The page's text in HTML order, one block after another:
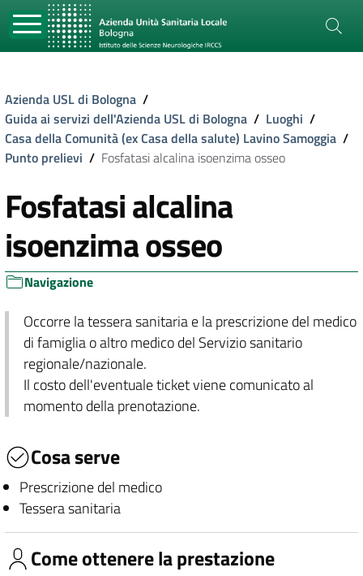
Azienda USL di Bologna /
Guida ai servizi dell'Azienda USL di Bologna / Luoghi /
Casa della Comunità (ex Casa della salute) Lavino Samoggia /
Punto prelievi / Fosfatasi alcalina isoenzima osseo
Fosfatasi alcalina
isoenzima osseo
Navigazione
Occorre la tessera sanitaria e la prescrizione del medico
di famiglia o altro medico del Servizio sanitario
regionale/nazionale.
Il costo dell'eventuale ticket viene comunicato al
momento della prenotazione.
Cosa serve
Prescrizione del medico
Tessera sanitaria
Come ottenere la prestazione